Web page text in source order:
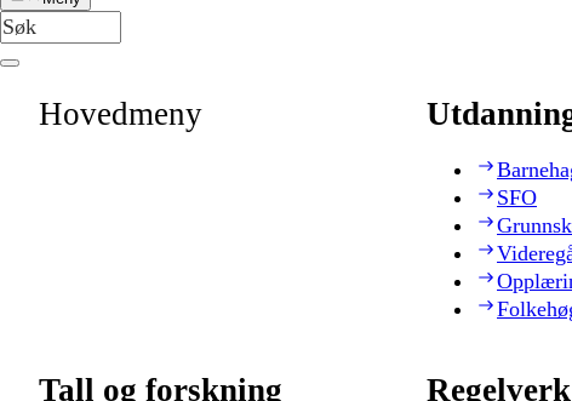
Hovedmeny
SFO
Tall og forskning Regelverk